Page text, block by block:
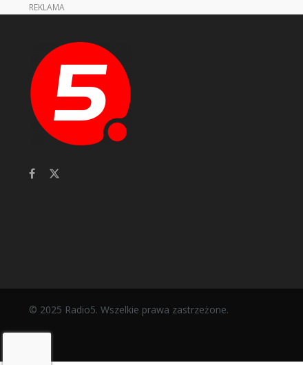
REKLAMA
© 2025 Radio5. Wszelkie prawa zastrzeżone.